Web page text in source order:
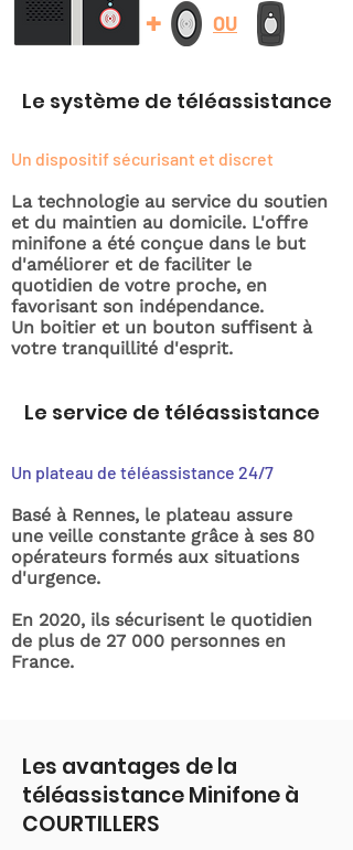
+ OU
Le système de téléassistance
Un dispositif sécurisant et discret
La technologie au service du soutien
et du maintien au domicile. L'offre
minifone a été conçue dans le but
d'améliorer et de faciliter le
quotidien de votre proche, en
favorisant son indépendance.
Un boitier et un bouton suffisent à
votre tranquillité d'esprit.
Le service de téléassistance
Un plateau de téléassistance 24/7
Basé à Rennes, le plateau assure
une veille constante grâce à ses 80
opérateurs formés aux situations
d'urgence.
En 2020, ils sécurisent le quotidien
de plus de 27 000 personnes en
France.
Les avantages de la
téléassistance Minifone à
COURTILLERS